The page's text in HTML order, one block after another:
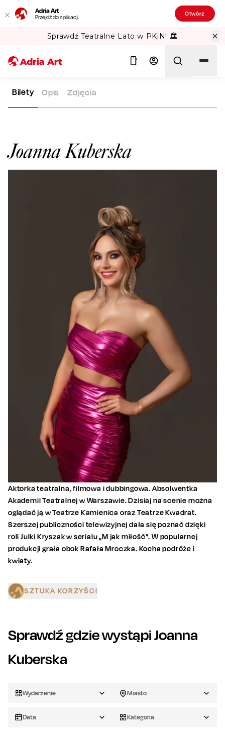
Adria Art
Przejdź do aplikacji Otwórz
Sprawdź Teatralne Lato w PKiN! 🏛️
ADRIA ART ARTYŚCI JOANNA KUBERSKA
Joanna Kuberska
Bilety Opis Zdjęcia
Aktorka teatralna, filmowa i dubbingowa. Absolwentka
Akademii Teatralnej w Warszawie. Dzisiaj na scenie można
oglądać ją w Teatrze Kamienica oraz Teatrze Kwadrat.
Szerszej publiczności telewizyjnej dała się poznać dzięki
roli Julki Kryszak w serialu „M jak miłość”. W popularnej
produkcji grała obok Rafała Mroczka. Kocha podróże i
kwiaty.
SZTUKA KORZYŚCI
Sprawdź gdzie wystąpiJoanna
Kuberska
Wydarzenie Miasto
Data Kategoria